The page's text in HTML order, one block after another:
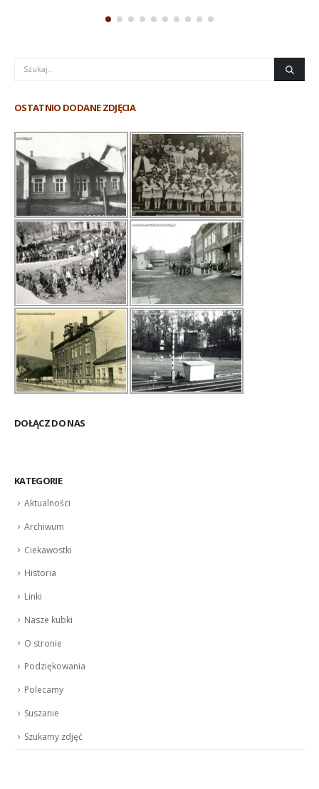
OSTATNIO DODANE ZDJĘCIA
DOŁĄCZ DO NAS
KATEGORIE
Aktualności
Archiwum
Ciekawostki
Historia
Linki
Nasze kubki
O stronie
Podziękowania
Polecamy
Suszanie
Szukamy zdjęć